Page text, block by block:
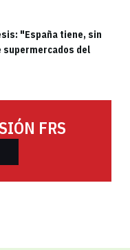
"España tiene, sin
supermercados del
FRS